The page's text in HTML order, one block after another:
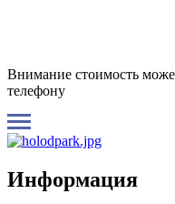
Внимание стоимость
телефону
Информация